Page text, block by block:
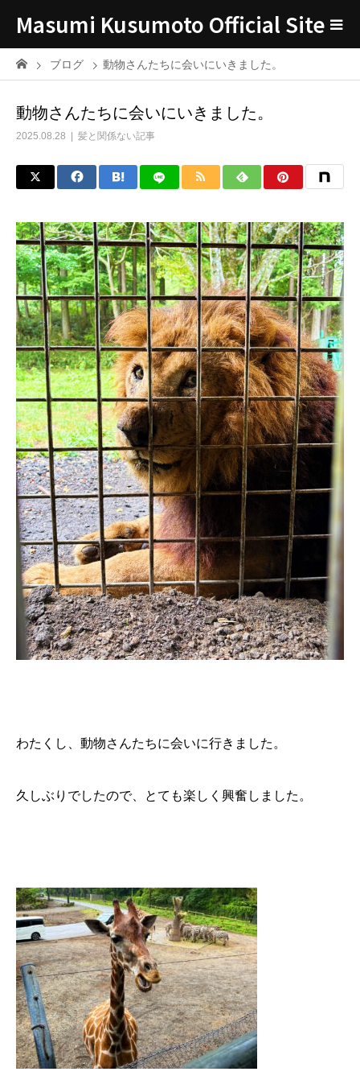
Masumi Kusumoto Official Site
ブログ 動物さんたちに会いにいきました。
動物さんたちに会いにいきました。
2025.08.28 髪と関係ない記事
わたくし、動物さんたちに会いに行きました。
久しぶりでしたので、とても楽しく興奮しました。